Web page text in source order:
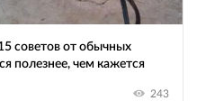
советов от обычных
полезнее, чем кажется
243